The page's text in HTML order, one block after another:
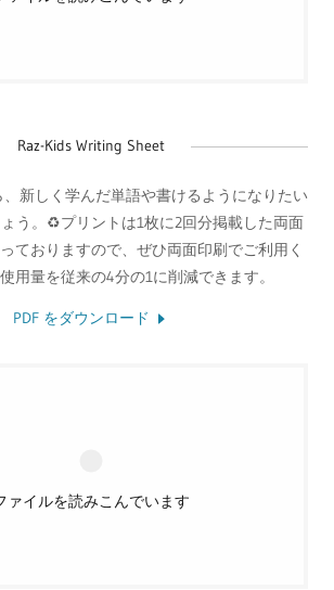
Raz-Kids Writing Sheet
、新しく学んだ単語や書けるようになりたい
う。♻️プリントは1枚に2回分掲載した両面
ておりますので、ぜひ両面印刷でご利用く
用量を従来の4分の1に削減できます。
PDF をダウンロード
ァイルを読みこんでいます